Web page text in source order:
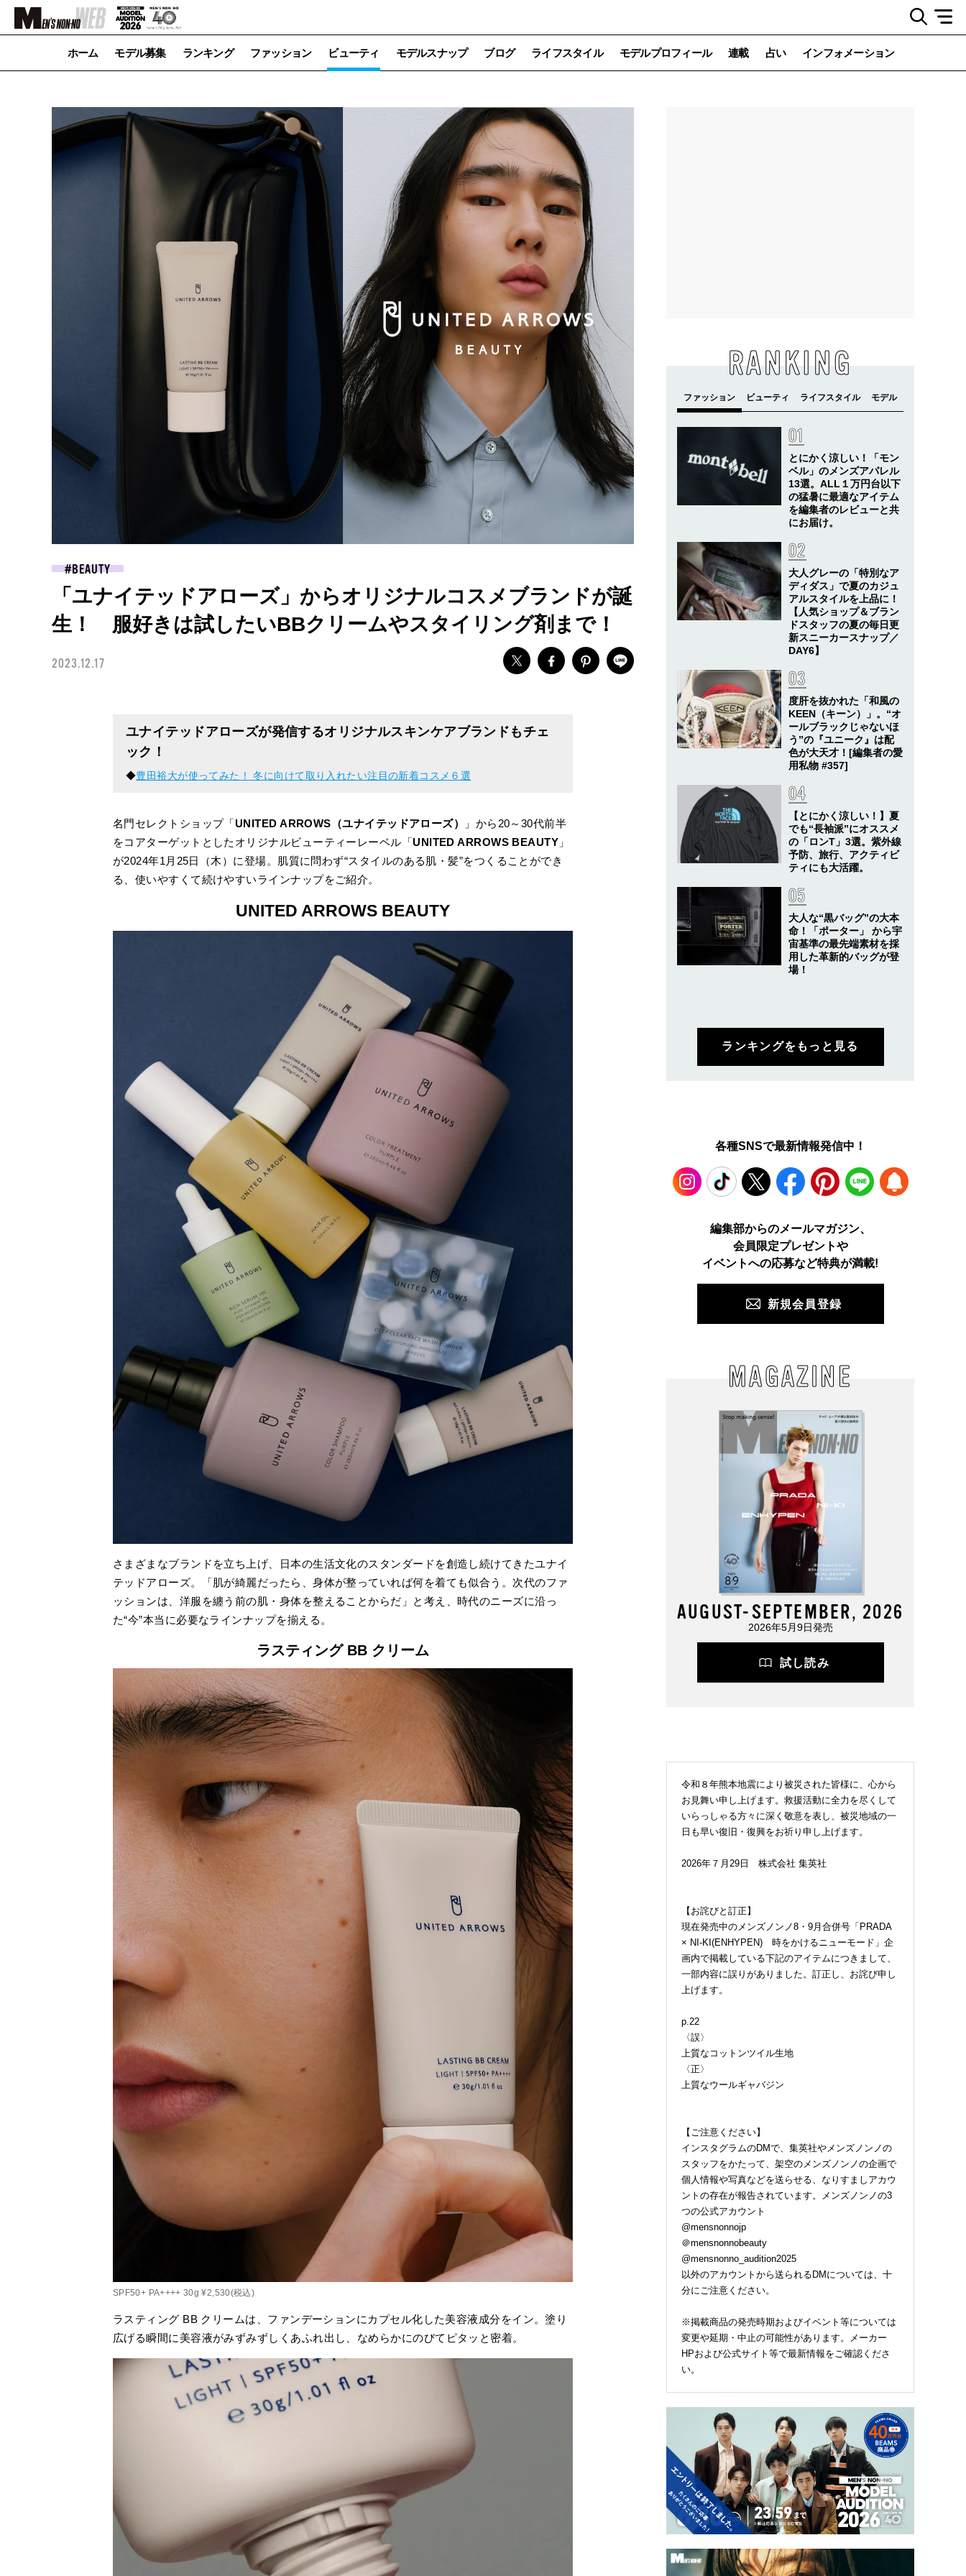
ホーム モデル募集 ランキング ファッション ビューティ モデルスナップ ブログ ライフスタイル モデルプロフィール 連載 占い インフォメーション
BEAUTY
「ユナイテッドアローズ」からオリジナルコスメブランドが誕
生！ 服好きは試したいBBクリームやスタイリング剤まで！
2023.12.17
ユナイテッドアローズが発信するオリジナルスキンケアブランドもチェ
ック！
◆豊田裕大が使ってみた！ 冬に向けて取り入れたい注目の新着コスメ６選
名門セレクトショップ「UNITED ARROWS（ユナイテッドアローズ）
」から20～30代前半
をコアターゲットとしたオリジナルビューティーレーベル「UNITED ARROWS BEAUTY 」
が2024年1月25日（木）に登場。肌質に問わず“スタイルのある肌・髪”をつくることができ
る、使いやすくて続けやすいラインナップをご紹介。
UNITED ARROWS BEAUTY
さまざまなブランドを立ち上げ、日本の生活文化のスタンダードを創造し続けてきたユナイ
テッドアローズ。「肌が綺麗だったら、身体が整っていれば何を着ても似合う。次代のファ
ッションは、洋服を纏う前の肌・身体を整えることからだ」と考え、時代のニーズに沿っ
た“今”本当に必要なラインナップを揃える。
ラスティング BB クリーム
SPF50+ PA++++ 30g ¥2,530(税込)
ラスティング BB クリームは、ファンデーションにカプセル化した美容液成分をイン。塗り
広げる瞬間に美容液がみずみずしくあふれ出し、なめらかにのびてピタッと密着。
RANKING
とにかく涼しい！「モン
ベル」のメンズアパレル
13選。ALL１万円台以下
の猛暑に最適なアイテム
を編集者のレビューと共
にお届け。
大人グレーの「特別なア
ディダス」で夏のカジュ
アルスタイルを上品に！
【人気ショップ＆ブラン
ドスタッフの夏の毎日更
新スニーカースナップ／
DAY6】
度肝を抜かれた「和風の
KEEN（キーン）」。“オ
ールブラックじゃないほ
う”の『ユニーク』は配
色が大天才！[編集者の愛
用私物 #357]
【とにかく涼しい！】夏
でも“長袖派”にオススメ
の「ロンT」3選。紫外線
予防、旅行、アクティビ
ティにも大活躍。
大人な“黒バッグ”の大本
命！「ポーター」 から宇
宙基準の最先端素材を採
用した革新的バッグが登
場！
ランキングをもっと見る
各種SNSで最新情報発信中！
TikTok Facebook Pinterest LINE
編集部からのメールマガジン、
会員限定プレゼントや
イベントへの応募など特典が満載!
新規会員登録
MAGAZINE
AUGUST-SEPTEMBER, 2026
2026年5月9日発売
試し読み
令和８年熊本地震により被災された皆様に、心から
お見舞い申し上げます。救援活動に全力を尽くして
いらっしゃる方々に深く敬意を表し、被災地域の一
日も早い復旧・復興をお祈り申し上げます。
2026年７月29日 株式会社 集英社
【お詫びと訂正】
現在発売中のメンズノンノ8・9月合併号「PRADA
× NI-KI(ENHYPEN) 時をかけるニューモード」企
画内で掲載している下記のアイテムにつきまして、
一部内容に誤りがありました。訂正し、お詫び申し
上げます。
p.22
〈誤〉
上質なコットンツイル生地
〈正〉
上質なウールギャバジン
【ご注意ください】
インスタグラムのDMで、集英社やメンズノンノの
スタッフをかたって、架空のメンズノンノの企画で
個人情報や写真などを送らせる、なりすましアカウ
ントの存在が報告されています。メンズノンノの3
つの公式アカウント
@mensnonnojp
＠mensnonnobeauty
@mensnonno_audition2025
以外のアカウントから送られるDMについては、十
分にご注意ください。
※掲載商品の発売時期およびイベント等については
変更や延期・中止の可能性があります。メーカー
HPおよび公式サイト等で最新情報をご確認くださ
い。